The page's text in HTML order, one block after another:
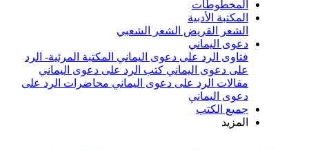
الأدبية
الشعر الشعبي
اليماني
الرد على دعوى اليماني المكتبة المرئية- الرد
دعوى اليماني كتب الرد على دعوى اليماني
الرد على دعوى اليماني محاضرات الرد على